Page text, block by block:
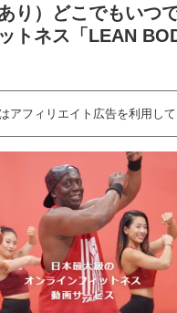
り）どこでもいつ
トネス「LEAN
アフィリエイト広告を利用し